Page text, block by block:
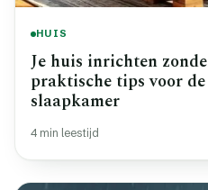
HUIS
Je huis inrichten
praktische tips voor
slaapkamer
4 min leestijd